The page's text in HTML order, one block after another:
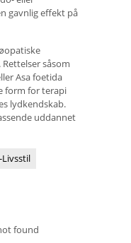
gavnlig effekt på
såsom
Asa foetida
form for terapi
lydkendskab.
uddannet
found